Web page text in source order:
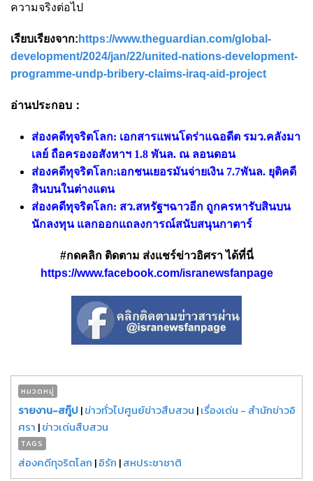
ความจริงต่อไป
เรียบเรียงจาก: https://www.theguardian.com/global-
development/2024/jan/22/united-nations-development-
programme-undp-bribery-claims-iraq-aid-project
อ่านประกอบ：
ส่องคดีทุจริตโลก: เอกสารแพนโดร่าแฉอดีต รมว.คลังมา
เลย์ ถือครองอสังหาฯ 1.8 พันล. ณ ลอนดอน
ส่องคดีทุจริตโลก:เอกชนเยอรมันจ่ายเงิน 7.7พันล. ยุติคดี
สินบนในต่างแดน
ส่องคดีทุจริตโลก: สว.สหรัฐฯฉาวอีก ถูกครหารับสินบน
นักลงทุน แลกออกแถลงการณ์สนับสนุนกาตาร์
#กดคลิก ติดตาม ส่งแชร์ข่าวอิศรา ได้ที่นี่
https://www.facebook.com/isranewsfanpage
หมวดหมู่
รายงาน-สกู๊ป|ข่าวทั่วไปศูนย์ข่าวสืบสวน |เรื่องเด่น - สำนักข่าวอิ
ศรา |ข่าวเด่นสืบสวน
TAGS
ส่องคดีทุจริตโลก |อิรัก |สหประชาชาติ